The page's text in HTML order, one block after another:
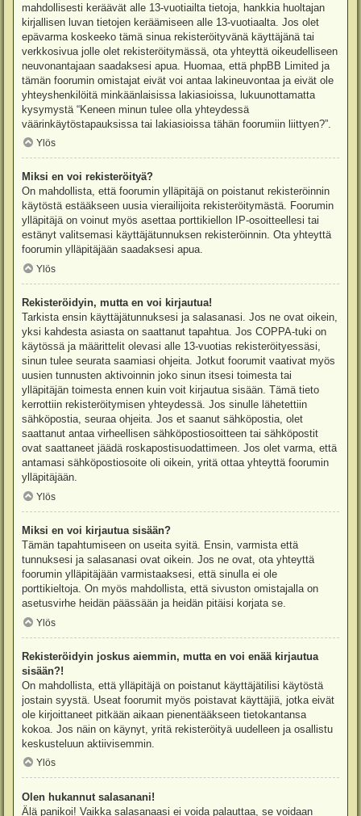
mahdollisesti keräävät alle 13-vuotiailta tietoja, hankkia huoltajan
kirjallisen luvan tietojen keräämiseen alle 13-vuotiaalta. Jos olet
epävarma koskeeko tämä sinua rekisteröityvänä käyttäjänä tai
verkkosivua jolle olet rekisteröitymässä, ota yhteyttä oikeudelliseen
neuvonantajaan saadaksesi apua. Huomaa, että phpBB Limited ja
tämän foorumin omistajat eivät voi antaa lakineuvontaa ja eivät ole
yhteyshenkilöitä minkäänlaisissa lakiasioissa, lukuunottamatta
kysymystä “Keneen minun tulee olla yhteydessä
väärinkäytöstapauksissa tai lakiasioissa tähän foorumiin liittyen?”.
Ylös
Miksi en voi rekisteröityä?
On mahdollista, että foorumin ylläpitäjä on poistanut rekisteröinnin
käytöstä estääkseen uusia vierailijoita rekisteröitymästä. Foorumin
ylläpitäjä on voinut myös asettaa porttikiellon IP-osoitteellesi tai
estänyt valitsemasi käyttäjätunnuksen rekisteröinnin. Ota yhteyttä
foorumin ylläpitäjään saadaksesi apua.
Ylös
Rekisteröidyin, mutta en voi kirjautua!
Tarkista ensin käyttäjätunnuksesi ja salasanasi. Jos ne ovat oikein,
yksi kahdesta asiasta on saattanut tapahtua. Jos COPPA-tuki on
käytössä ja määrittelit olevasi alle 13-vuotias rekisteröityessäsi,
sinun tulee seurata saamiasi ohjeita. Jotkut foorumit vaativat myös
uusien tunnusten aktivoinnin joko sinun itsesi toimesta tai
ylläpitäjän toimesta ennen kuin voit kirjautua sisään. Tämä tieto
kerrottiin rekisteröitymisen yhteydessä. Jos sinulle lähetettiin
sähköpostia, seuraa ohjeita. Jos et saanut sähköpostia, olet
saattanut antaa virheellisen sähköpostiosoitteen tai sähköpostit
ovat saattaneet jäädä roskapostisuodattimeen. Jos olet varma, että
antamasi sähköpostiosoite oli oikein, yritä ottaa yhteyttä foorumin
ylläpitäjään.
Ylös
Miksi en voi kirjautua sisään?
Tämän tapahtumiseen on useita syitä. Ensin, varmista että
tunnuksesi ja salasanasi ovat oikein. Jos ne ovat, ota yhteyttä
foorumin ylläpitäjään varmistaaksesi, että sinulla ei ole
porttikieltoja. On myös mahdollista, että sivuston omistajalla on
asetusvirhe heidän päässään ja heidän pitäisi korjata se.
Ylös
Rekisteröidyin joskus aiemmin, mutta en voi enää kirjautua
sisään?!
On mahdollista, että ylläpitäjä on poistanut käyttäjätilisi käytöstä
jostain syystä. Useat foorumit myös poistavat käyttäjiä, jotka eivät
ole kirjoittaneet pitkään aikaan pienentääkseen tietokantansa
kokoa. Jos näin on käynyt, yritä rekisteröityä uudelleen ja osallistu
keskusteluun aktiivisemmin.
Ylös
Olen hukannut salasanani!
Älä panikoi! Vaikka salasanaasi ei voida palauttaa, se voidaan